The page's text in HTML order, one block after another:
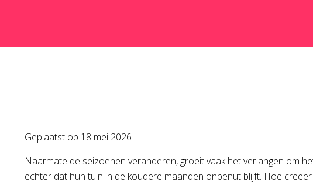
Geplaatst op 18 mei 2026
Naarmate de seizoenen veranderen, groeit vaak het verlangen om
echter dat hun tuin in de koudere maanden onbenut blijft. Hoe